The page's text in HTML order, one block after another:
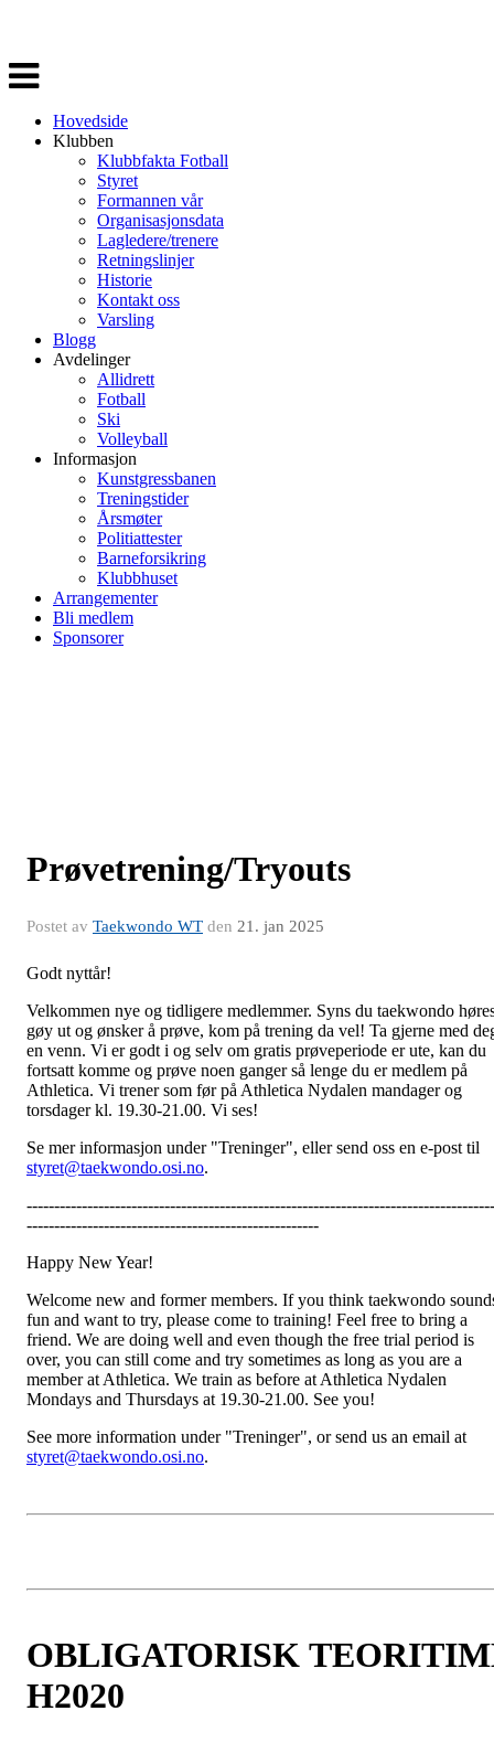
Veksle
navigasjon
Hovedside
Klubben
Klubbfakta Fotball
Styret
Formannen vår
Organisasjonsdata
Lagledere/trenere
Retningslinjer
Historie
Kontakt oss
Varsling
Blogg
Avdelinger
Allidrett
Fotball
Ski
Volleyball
Informasjon
Kunstgressbanen
Treningstider
Årsmøter
Politiattester
Barneforsikring
Klubbhuset
Arrangementer
Bli medlem
Sponsorer
Prøvetrening/Tryouts
Postet av Taekwondo WT den 21. jan 2025
Godt nyttår!
Velkommen nye og tidligere medlemmer. Syns du taekwondo
gøy ut og ønsker å prøve, kom på trening da vel! Ta gjerne med
en venn. Vi er godt i og selv om gratis prøveperiode er ute, kan du
fortsatt komme og prøve noen ganger så lenge du er medlem på
Athletica. Vi trener som før på Athletica Nydalen mandager og
torsdager kl. 19.30-21.00. Vi ses!
Se mer informasjon under "Treninger", eller send oss en e-post til
styret@taekwondo.osi.no.
-----------------------------------------------------
Happy New Year!
Welcome new and former members. If you think taekwondo
fun and want to try, please come to training! Feel free to bring a
friend. We are doing well and even though the free trial period is
over, you can still come and try sometimes as long as you are a
member at Athletica. We train as before at Athletica Nydalen
Mondays and Thursdays at 19.30-21.00. See you!
See more information under "Treninger", or send us an email at
styret@taekwondo.osi.no.
OBLIGATORISK
H2020